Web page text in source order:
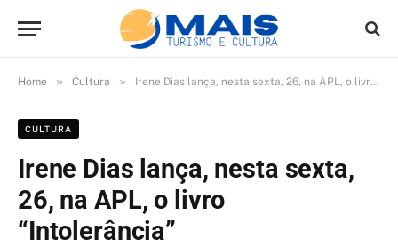
Home » Cultura » Irene Dias lança, nesta sexta, 26, na APL, o livro “Intolerância”
CULTURA
Irene Dias lança, nesta sexta,
26, na APL, o livro
“Intolerância”